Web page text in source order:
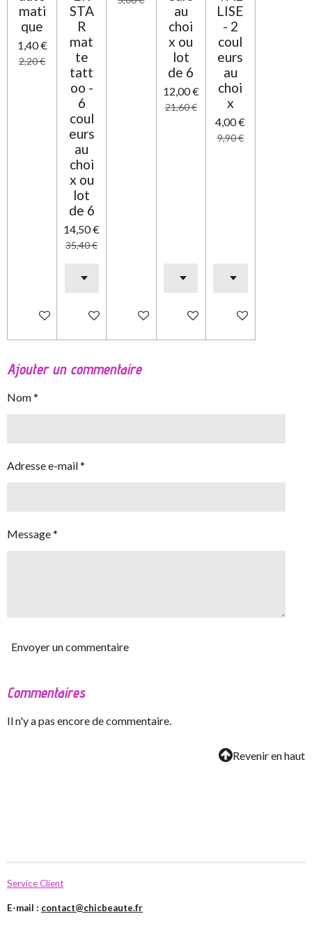
mati
que
1,40 €
2,20 €
Ajouter au panier
STA
R
mat
te
tatt
oo -
6
coul
eurs
au
choi
x ou
lot
de 6
14,50 €
35,40 €
Ajouter au panierAjouter au panier
au
choi
x ou
lot
de 6
12,00 €
21,60 €
Ajouter au panier
LISE
- 2
coul
eurs
au
choi
x
4,00 €
9,90 €
Ajouter au panier
Ajouter un commentaire
Nom *
Adresse e-mail *
Message *
Envoyer un commentaire
Commentaires
Il n'y a pas encore de commentaire.
Revenir en haut
Service Client
E-mail : contact@chicbeaute.fr